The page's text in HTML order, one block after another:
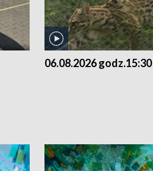
06.08.2026 godz.15:30